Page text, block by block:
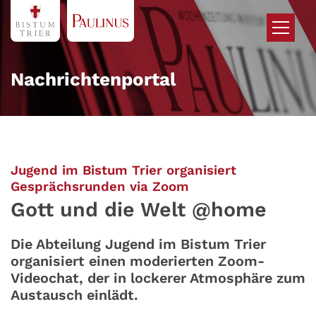
Zum Inhalt springen
Nachrichtenportal
Jugend im Bistum Trier organisiert
Gesprächsrunden via Zoom
Gott und die Welt @home
Die Abteilung Jugend im Bistum Trier
organisiert einen moderierten Zoom-
Videochat, der in lockerer Atmosphäre zum
Austausch einlädt.